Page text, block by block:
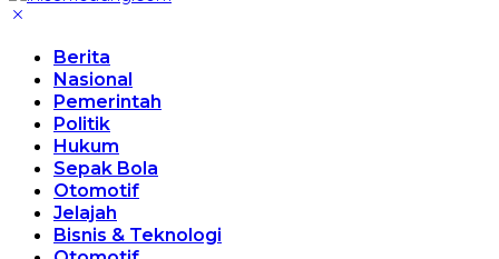
Berita
Nasional
Pemerintah
Politik
Hukum
Sepak Bola
Otomotif
Jelajah
Bisnis & Teknologi